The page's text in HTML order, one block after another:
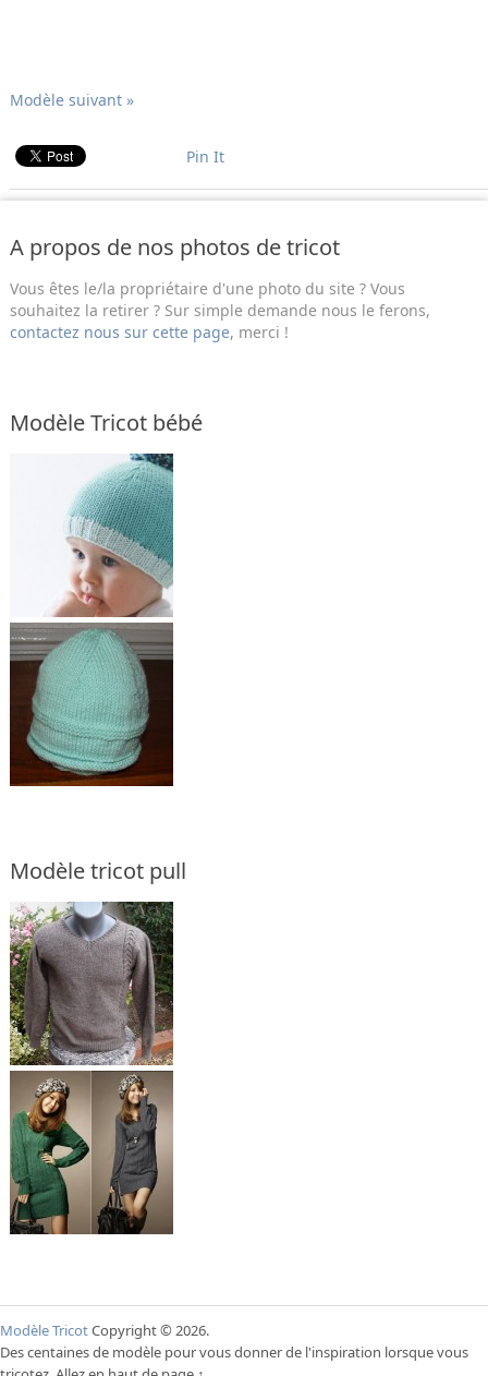
Modèle suivant »
Pin It
A propos de nos photos de tricot
Vous êtes le/la propriétaire d'une photo du site ? Vous
souhaitez la retirer ? Sur simple demande nous le ferons,
contactez nous sur cette page, merci !
Modèle Tricot bébé
Modèle tricot pull
Modèle TricotCopyright © 2026.
Des centaines de modèle pour vous donner de l'inspiration lorsque vous